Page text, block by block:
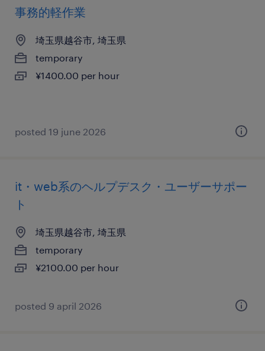
事務的軽作業
埼玉県越谷市, 埼玉県
temporary
¥1400.00 per hour
posted 19 june 2026
it・web系のヘルプデスク・ユーザーサポー
ト
埼玉県越谷市, 埼玉県
temporary
¥2100.00 per hour
posted 9 april 2026